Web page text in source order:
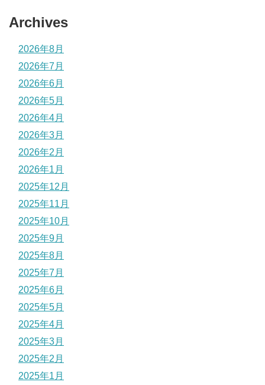
Archives
2026年8月
2026年7月
2026年6月
2026年5月
2026年4月
2026年3月
2026年2月
2026年1月
2025年12月
2025年11月
2025年10月
2025年9月
2025年8月
2025年7月
2025年6月
2025年5月
2025年4月
2025年3月
2025年2月
2025年1月